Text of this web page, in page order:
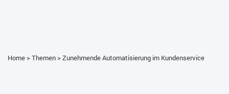
Home>Themen>Zunehmende Automatisierung im Kundenservice